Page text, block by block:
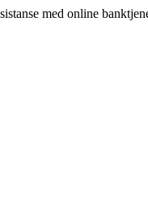
med online